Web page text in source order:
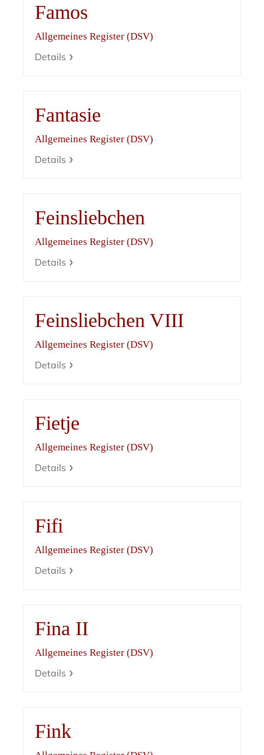
Famos
Allgemeines Register (DSV)
Details
Fantasie
Allgemeines Register (DSV)
Details
Feinsliebchen
Allgemeines Register (DSV)
Details
Feinsliebchen VIII
Allgemeines Register (DSV)
Details
Fietje
Allgemeines Register (DSV)
Details
Fifi
Allgemeines Register (DSV)
Details
Fina II
Allgemeines Register (DSV)
Details
Fink